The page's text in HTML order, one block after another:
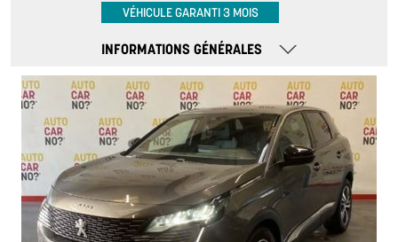
VÉHICULE GARANTI 3 MOIS
INFORMATIONS GÉNÉRALES